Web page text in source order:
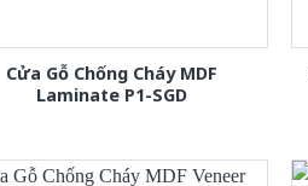
Cửa Gỗ Chống Cháy MDF
Laminate P1-SGD